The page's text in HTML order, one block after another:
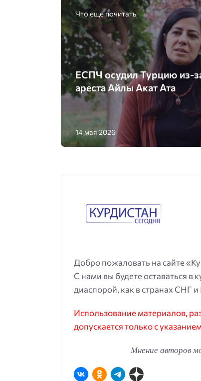
Что еще почитать
ЕСПЧ осудил Турцию из-
ареста Айлы Акат Ата
14 мая 2026
Добро пожаловать на сайте
С нами вы будете оставаться в
диаспорой, как в странах СНГ
Использование материалов,
допускается только с
Мнение авторов